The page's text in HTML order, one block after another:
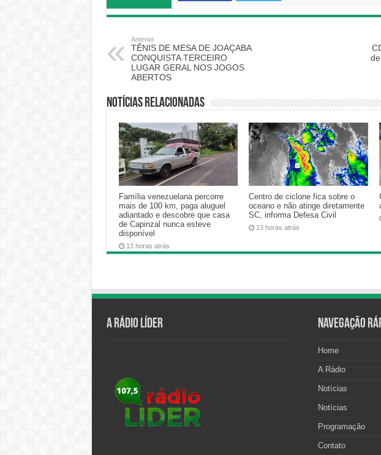
Anterior
TÊNIS DE MESA DE JOAÇABA
CONQUISTA TERCEIRO
LUGAR GERAL NOS JOGOS
ABERTOS
Notícias relacionadas
Família venezuelana percorre
mais de 100 km, paga aluguel
adiantado e descobre que casa
de Capinzal nunca esteve
disponível
13 horas atrás
Centro de ciclone fica sobre o
oceano e não atinge diretamente
SC, informa Defesa Civil
13 horas atrás
A Rádio Líder Navegação
Home
A Rádio
Notícias
Notícias
Programação
Contato